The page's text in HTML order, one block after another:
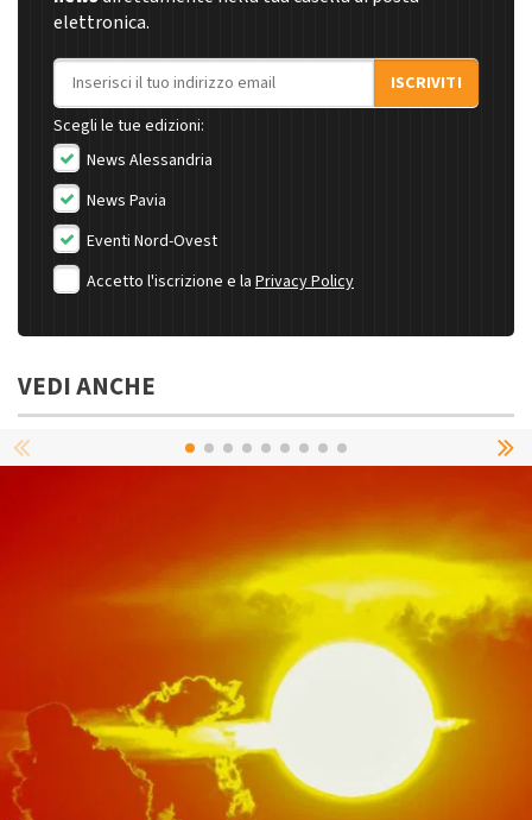
elettronica.
Indirizzo email
ISCRIVITI
Scegli le tue edizioni:
News Alessandria
News Pavia
Eventi Nord-Ovest
Accetto l'iscrizione e la Privacy Policy
VEDI ANCHE